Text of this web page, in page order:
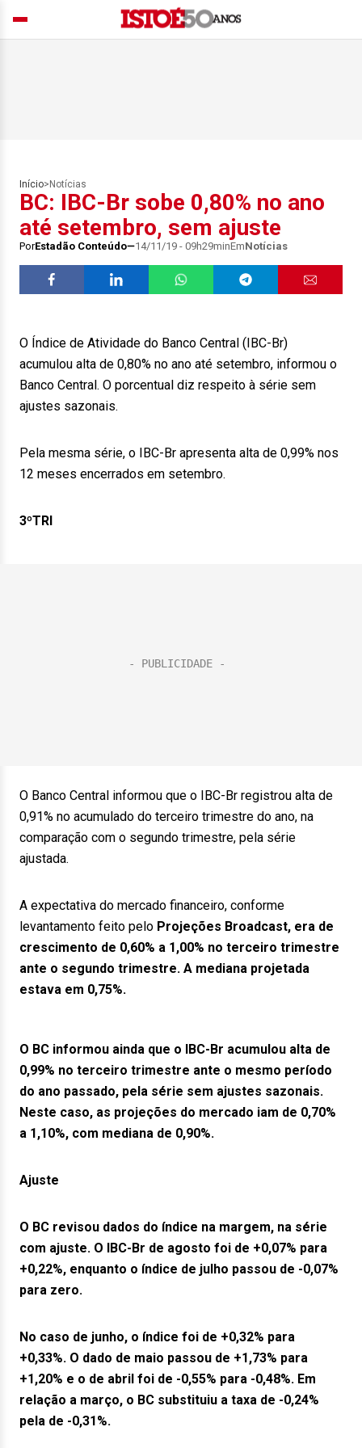
Início> Notícias
BC: IBC-Br sobe 0,80% no ano
até setembro, sem ajuste
PorEstadão Conteúdo 14/11/19 - 09h29minEmNotícias
O Índice de Atividade do Banco Central (IBC-Br)
acumulou alta de 0,80% no ano até setembro, informou o
Banco Central. O porcentual diz respeito à série sem
ajustes sazonais.
Pela mesma série, o IBC-Br apresenta alta de 0,99% nos
12 meses encerrados em setembro.
3ºTRI
O Banco Central informou que o IBC-Br registrou alta de
0,91% no acumulado do terceiro trimestre do ano, na
comparação com o segundo trimestre, pela série
ajustada.
A expectativa do mercado financeiro, conforme
levantamento feito pelo Projeções Broadcast, era de
crescimento de 0,60% a 1,00% no terceiro trimestre
ante o segundo trimestre. A mediana projetada
estava em 0,75%.
O BC informou ainda que o IBC-Br acumulou alta de
0,99% no terceiro trimestre ante o mesmo período
do ano passado, pela série sem ajustes sazonais.
Neste caso, as projeções do mercado iam de 0,70%
a 1,10%, com mediana de 0,90%.
Ajuste
O BC revisou dados do índice na margem, na série
com ajuste. O IBC-Br de agosto foi de +0,07% para
+0,22%, enquanto o índice de julho passou de -0,07%
para zero.
No caso de junho, o índice foi de +0,32% para
+0,33%. O dado de maio passou de +1,73% para
+1,20% e o de abril foi de -0,55% para -0,48%. Em
relação a março, o BC substituiu a taxa de -0,24%
pela de -0,31%.